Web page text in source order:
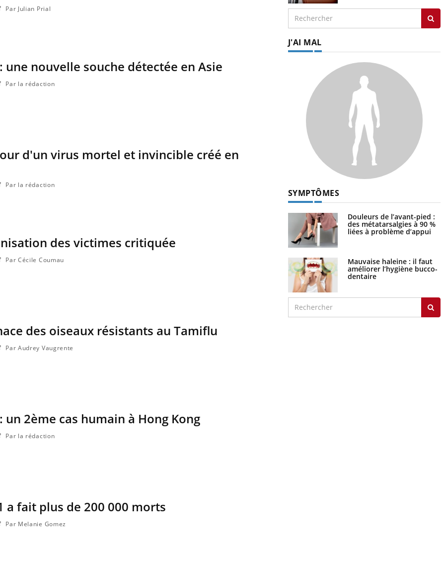
Par Julian Prial
une nouvelle souche détectée en Asie
Par la rédaction
d'un virus mortel et invincible créé en
Par la rédaction
des victimes critiquée
Par Cécile Coumau
des oiseaux résistants au Tamiflu
Par Audrey Vaugrente
un 2ème cas humain à Hong Kong
Par la rédaction
a fait plus de 200 000 morts
Par Melanie Gomez
J'AI MAL
SYMPTÔMES
Douleurs de l’avant-pied :
des métatarsalgies à 90 %
liées à problème d’appui
Mauvaise haleine : il faut
améliorer l’hygiène bucco-
dentaire